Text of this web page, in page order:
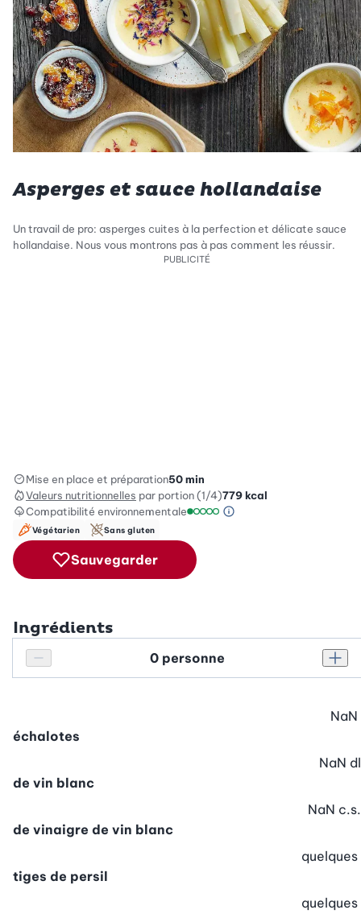
Asperges et sauce hollandaise
Un travail de pro: asperges cuites à la perfection et délicate sauce
hollandaise. Nous vous montrons pas à pas comment les réussir.
PUBLICITÉ
Mise en place et préparation50 min
Valeurs nutritionnelles par portion (1/4)779kcal
Compatibilité environnementale
Information sur
Végétarien Sans gluten
Sauvegarder
Ingrédients
Réduire le nombre de personnes
Personnes
échalotes
NaN
de vin blanc
NaN dl
de vinaigre de vin blanc
NaN c.s.
tiges de persil
quelques
quelques